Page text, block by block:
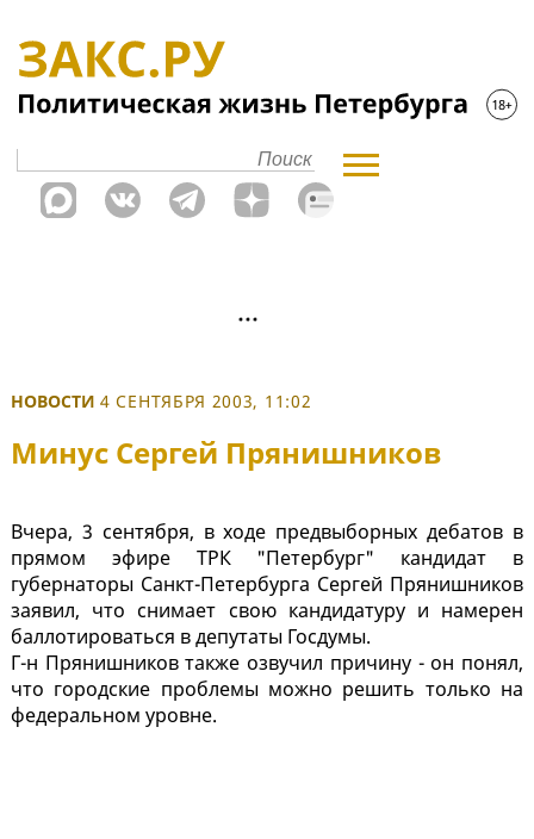
НОВОСТИ 4 СЕНТЯБРЯ 2003, 11:02
Минус Сергей Прянишников
Вчера, 3 сентября, в ходе предвыборных дебатов в
прямом эфире ТРК "Петербург" кандидат в
губернаторы Санкт-Петербурга Сергей Прянишников
заявил, что снимает свою кандидатуру и намерен
баллотироваться в депутаты Госдумы.
Г-н Прянишников также озвучил причину - он понял,
что городские проблемы можно решить только на
федеральном уровне.